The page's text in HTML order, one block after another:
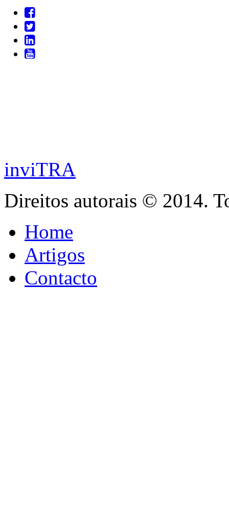
inviTRA
Direitos autorais © 2014.
Home
Artigos
Contacto